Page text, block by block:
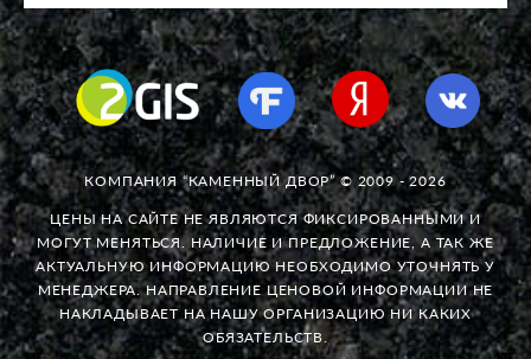
КОМПАНИЯ “КАМЕННЫЙ ДВОР” © 2009 - 2026
ЦЕНЫ НА САЙТЕ НЕ ЯВЛЯЮТСЯ ФИКСИРОВАННЫМИ И
МОГУТ МЕНЯТЬСЯ. НАЛИЧИЕ И ПРЕДЛОЖЕНИЕ, А ТАК ЖЕ
АКТУАЛЬНУЮ ИНФОРМАЦИЮ НЕОБХОДИМО УТОЧНЯТЬ У
МЕНЕДЖЕРА. НАПРАВЛЕНИЕ ЦЕНОВОЙ ИНФОРМАЦИИ НЕ
НАКЛАДЫВАЕТ НА НАШУ ОРГАНИЗАЦИЮ НИ КАКИХ
ОБЯЗАТЕЛЬСТВ.